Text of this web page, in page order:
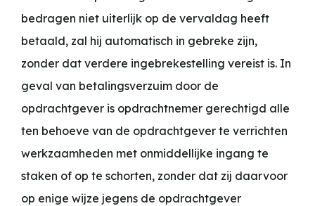
bedragen niet uiterlijk op de vervaldag heeft
betaald, zal hij automatisch in gebreke zijn,
zonder dat verdere ingebrekestelling vereist is. In
geval van betalingsverzuim door de
opdrachtgever is opdrachtnemer gerechtigd alle
ten behoeve van de opdrachtgever te verrichten
werkzaamheden met onmiddellijke ingang te
staken of op te schorten, zonder dat zij daarvoor
op enige wijze jegens de opdrachtgever